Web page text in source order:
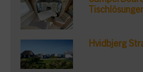
Hvidbjerg